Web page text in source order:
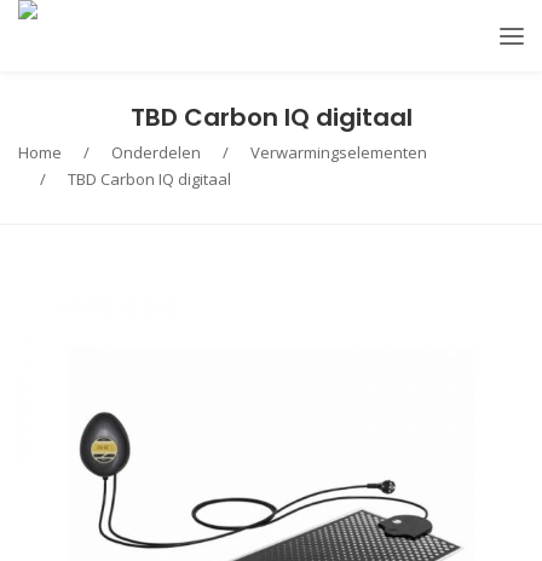
TBD Carbon IQ digitaal
Home / Onderdelen /
Verwarmingselementen
/
TBD Carbon IQ digitaal